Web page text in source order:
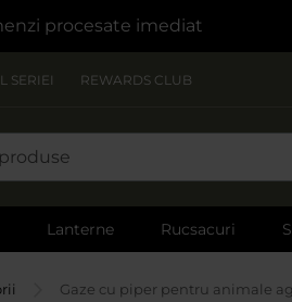
procesate imediat
SERIEI REWARDS CLUB
Lanterne Rucsacuri
Gaze cu piper pentru animale